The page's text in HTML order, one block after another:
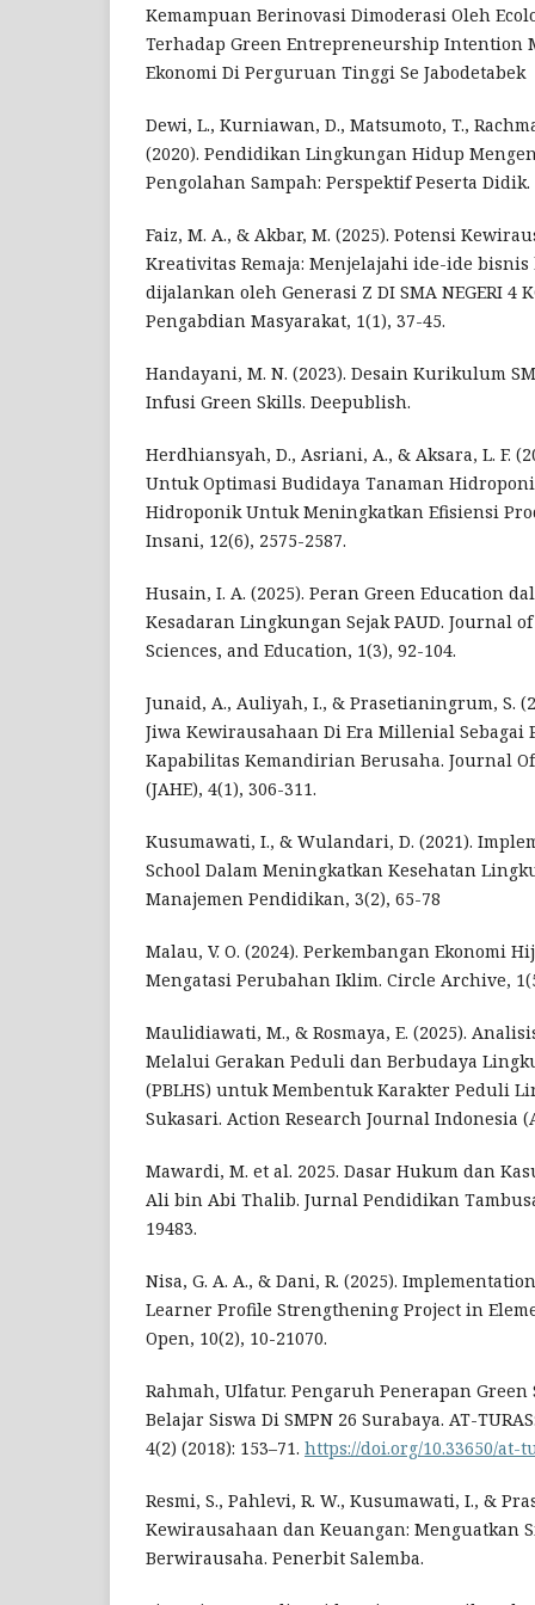
Kemampuan Berinovasi Dimoderasi Oleh
Terhadap Green Entrepreneurship Intention
Ekonomi Di Perguruan Tinggi Se Jabodetabek
Dewi, L., Kurniawan, D., Matsumoto, T.,
(2020). Pendidikan Lingkungan Hidup
Pengolahan Sampah: Perspektif Peserta Didik.
Faiz, M. A., & Akbar, M. (2025). Potensi
Kreativitas Remaja: Menjelajahi ide-ide
dijalankan oleh Generasi Z DI SMA NEGERI 4
Pengabdian Masyarakat, 1(1), 37-45.
Handayani, M. N. (2023). Desain Kurikulum
Infusi Green Skills. Deepublish.
Herdhiansyah, D., Asriani, A., & Aksara, L. F.
Untuk Optimasi Budidaya Tanaman
Hidroponik Untuk Meningkatkan Efisiensi
Insani, 12(6), 2575-2587.
Husain, I. A. (2025). Peran Green Education
Kesadaran Lingkungan Sejak PAUD. Journal
Sciences, and Education, 1(3), 92-104.
Junaid, A., Auliyah, I., & Prasetianingrum, S.
Jiwa Kewirausahaan Di Era Millenial Sebagai
Kapabilitas Kemandirian Berusaha. Journal
(JAHE), 4(1), 306-311.
Kusumawati, I., & Wulandari, D. (2021).
School Dalam Meningkatkan Kesehatan
Manajemen Pendidikan, 3(2), 65-78
Malau, V. O. (2024). Perkembangan Ekonomi
Mengatasi Perubahan Iklim. Circle Archive,
Maulidiawati, M., & Rosmaya, E. (2025).
Melalui Gerakan Peduli dan Berbudaya
(PBLHS) untuk Membentuk Karakter Peduli
Sukasari. Action Research Journal Indonesia
Mawardi, M. et al. 2025. Dasar Hukum dan
Ali bin Abi Thalib. Jurnal Pendidikan
19483.
Nisa, G. A. A., & Dani, R. (2025).
Learner Profile Strengthening Project in
Open, 10(2), 10-21070.
Rahmah, Ulfatur. Pengaruh Penerapan
Belajar Siswa Di SMPN 26 Surabaya. AT-
4(2) (2018): 153–71. https://doi.org/10.33650/at-
Resmi, S., Pahlevi, R. W., Kusumawati, I., &
Kewirausahaan dan Keuangan: Menguatkan
Berwirausaha. Penerbit Salemba.